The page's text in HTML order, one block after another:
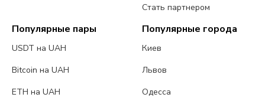
Стать партнером
Популярные пары
USDT на UAH
Bitcoin на UAH
ETH на UAH
Популярные города
Киев
Львов
Одесса